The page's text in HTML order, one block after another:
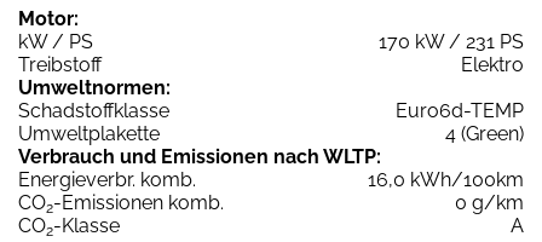
Motor:
kW / PS
170 kW / 231 PS
Treibstoff
Elektro
Umweltnormen:
Schadstoffklasse
Euro6d-TEMP
Umweltplakette
4 (Green)
Verbrauch und Emissionen nach WLTP:
Energieverbr. komb.
16,0 kWh/100km
CO2-Emissionen komb.
0 g/km
CO2-Klasse
A